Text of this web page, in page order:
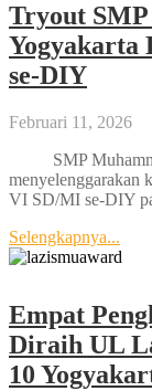
Tryout
Yogyakarta
se-DIY
Februari 11, 2026
SMP
VI SD/MI se-DIY
Selengkapnya...
Empat
Diraih UL
10